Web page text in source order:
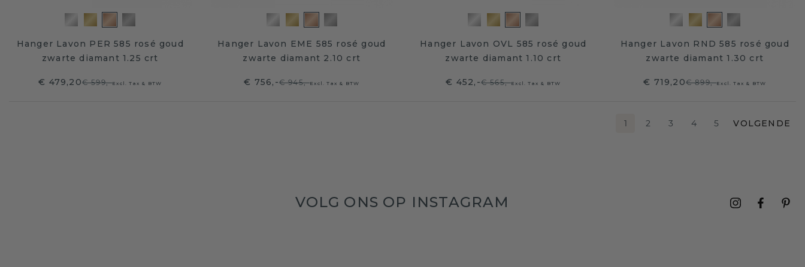
Hanger Lavon PER 585 rosé goud
zwarte diamant 1.25 crt
€ 479,20€ 599,-Excl. Tax & BTW
Hanger Lavon EME 585 rosé goud
zwarte diamant 2.10 crt
€ 756,-€ 945,-Excl. Tax & BTW
Hanger Lavon OVL 585 rosé goud
zwarte diamant 1.10 crt
€ 452,-€ 565,-Excl. Tax & BTW
Hanger Lavon RND 585 rosé goud
zwarte diamant 1.30 crt
€ 719,20€ 899,-Excl. Tax & BTW
1 2 3 4 5 VOLGENDE
VOLG ONS OP INSTAGRAM